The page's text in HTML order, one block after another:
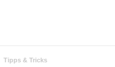
Tipps & Tricks